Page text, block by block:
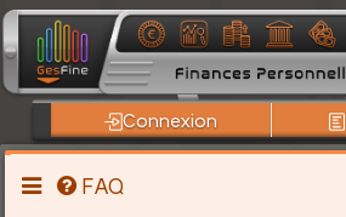
Connexion
FAQ